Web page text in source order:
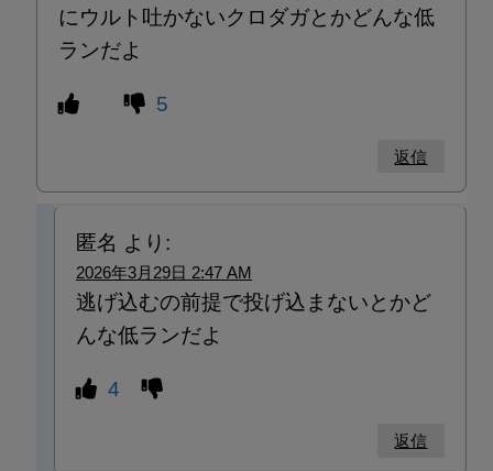
にウルト吐かないクロダガとかどんな低
ランだよ
5
返信
匿名 より:
2026年3月29日 2:47 AM
逃げ込むの前提で投げ込まないとかど
んな低ランだよ
4
返信